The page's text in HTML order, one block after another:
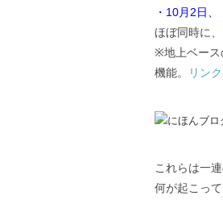
・10月2日
ほぼ同時に
※地上ベース
機能。
リンク
これらは一連
何が起こっ